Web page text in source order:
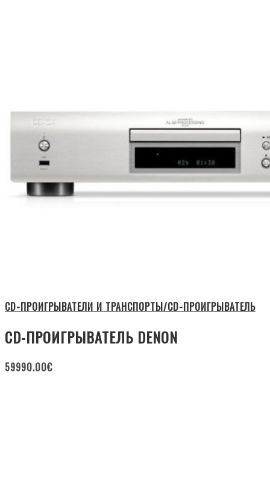
CD-ПРОИГРЫВАТЕЛИ И ТРАНСПОРТЫ/CD-ПРОИГРЫВАТЕЛЬ
CD-ПРОИГРЫВАТЕЛЬ DENON
59990.00€